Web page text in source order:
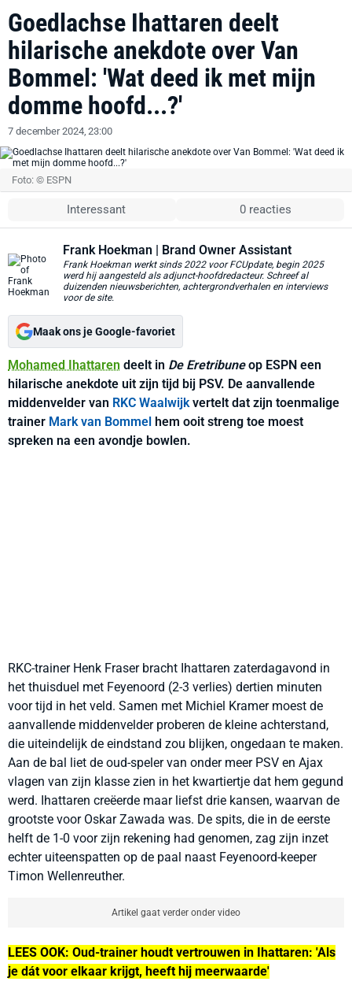
Goedlachse Ihattaren deelt
hilarische anekdote over Van
Bommel: 'Wat deed ik met mijn
domme hoofd...?'
7 december 2024, 23:00
Foto: © ESPN
Interessant 0 reacties
Frank Hoekman | Brand Owner Assistant
Frank Hoekman werkt sinds 2022 voor FCUpdate, begin 2025
werd hij aangesteld als adjunct-hoofdredacteur. Schreef al
duizenden nieuwsberichten, achtergrondverhalen en interviews
voor de site.
Maak ons je Google-favoriet
Mohamed Ihattaren deelt in De Eretribuneop ESPN een
hilarische anekdote uit zijn tijd bij PSV. De aanvallende
middenvelder van RKC Waalwijkvertelt dat zijn toenmalige
trainer Mark van Bommel hem ooit streng toe moest
spreken na een avondje bowlen.
RKC-trainer Henk Fraser bracht Ihattaren zaterdagavond in
het thuisduel met Feyenoord (2-3 verlies) dertien minuten
voor tijd in het veld. Samen met Michiel Kramer moest de
aanvallende middenvelder proberen de kleine achterstand,
die uiteindelijk de eindstand zou blijken, ongedaan te maken.
Aan de bal liet de oud-speler van onder meer PSV en Ajax
vlagen van zijn klasse zien in het kwartiertje dat hem gegund
werd. Ihattaren creëerde maar liefst drie kansen, waarvan de
grootste voor Oskar Zawada was. De spits, die in de eerste
helft de 1-0 voor zijn rekening had genomen, zag zijn inzet
echter uiteenspatten op de paal naast Feyenoord-keeper
Timon Wellenreuther.
Artikel gaat verder onder video
LEES OOK: Oud-trainer houdt vertrouwen in Ihattaren: 'Als
je dát voor elkaar krijgt, heeft hij meerwaarde'